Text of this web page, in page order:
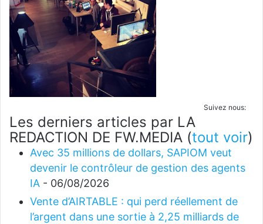
Suivez nous:
Les derniers articles par LA
REDACTION DE FW.MEDIA (tout voir)
Avec 35 millions de dollars, SAPIOM veut
devenir le contrôleur de gestion des agents
IA - 06/08/2026
Vente d’AIRTABLE : qui perd réellement de
l’argent dans une sortie à 2,25 milliards de